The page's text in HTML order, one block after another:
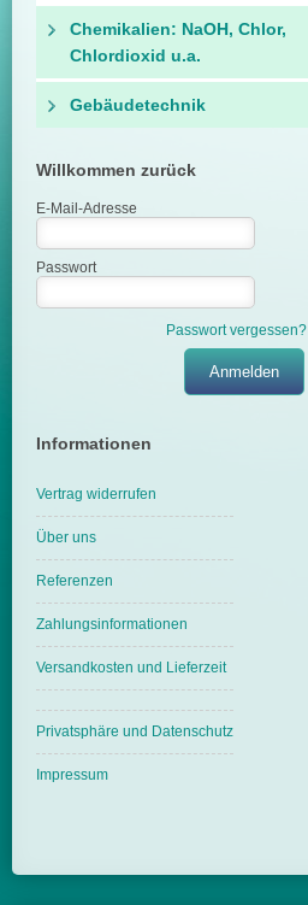
Chemikalien: NaOH, Chlor,
Chlordioxid u.a.
Gebäudetechnik
Willkommen zurück
E-Mail-Adresse
Passwort
Passwort vergessen?
Informationen
Vertrag widerrufen
Über uns
Referenzen
Zahlungsinformationen
Versandkosten und Lieferzeit
Privatsphäre und Datenschutz
Impressum